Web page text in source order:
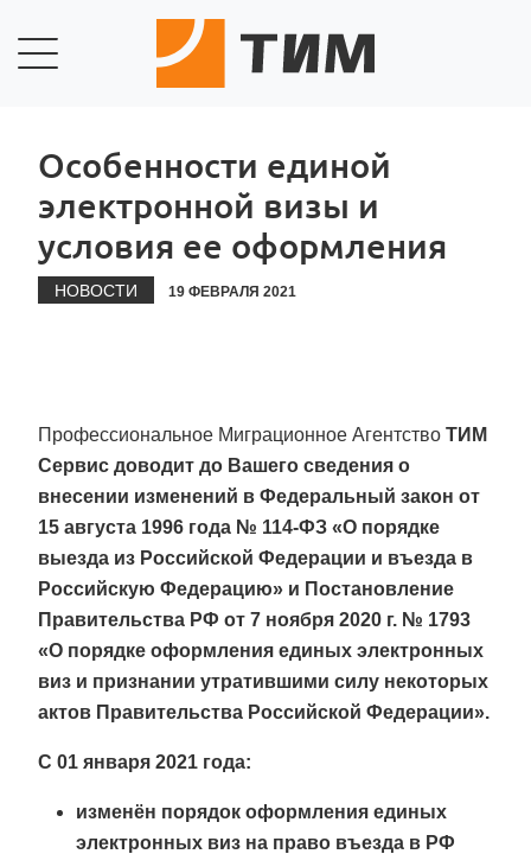
Особенности единой
электронной визы и
условия ее оформления
НОВОСТИ 19 ФЕВРАЛЯ 2021
Профессиональное Миграционное Агентство ТИМ
Сервис доводит до Вашего сведения о
внесении изменений в Федеральный закон от
15 августа 1996 года № 114-ФЗ «О порядке
выезда из Российской Федерации и въезда в
Российскую Федерацию» и Постановление
Правительства РФ от 7 ноября 2020 г. № 1793
«О порядке оформления единых электронных
виз и признании утратившими силу некоторых
актов Правительства Российской Федерации».
С 01 января 2021 года:
изменён порядок оформления единых
электронных виз на право въезда в РФ